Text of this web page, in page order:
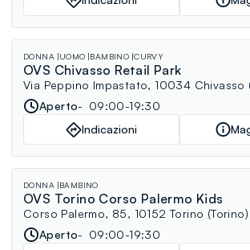
DONNA UOMO BAMBINO CURVY
OVS Chivasso Retail Park
Via Peppino Impastato, 10034 Chivasso
Aperto
09:00-19:30
Indicazioni
DONNA BAMBINO
OVS Torino Corso Palermo Kids
Corso Palermo, 85, 10152 Torino
Aperto
09:00-19:30